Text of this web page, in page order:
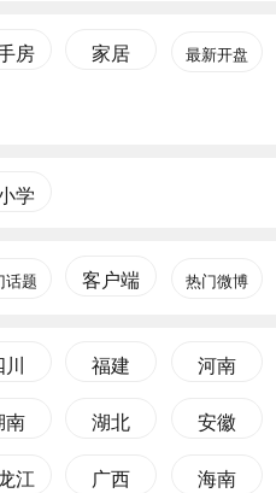
房 家居 最新开盘
学
话题 客户端 热门微博
川 福建 河南
南 湖北 安徽
江 广西 海南